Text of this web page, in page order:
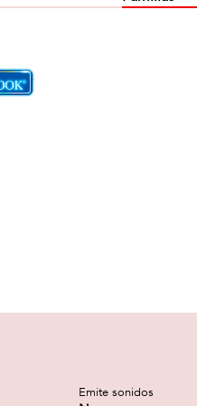
Emite sonidos